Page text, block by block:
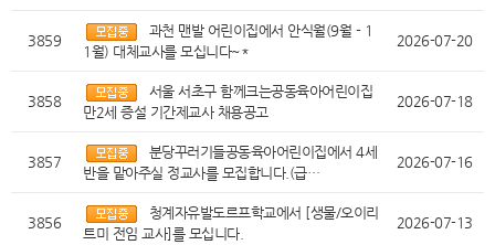
3859
과천 맨발 어린이집에서 안식월(9월 - 1
1월) 대체교사를 모십니다~*
2026-07-20
3858
서울 서초구 함께크는공동육아어린이집
만2세 증설 기간제교사 채용공고
2026-07-18
3857
분당꾸러기들공동육아어린이집에서 4세
반을 맡아주실 정교사를 모집합니다.(급…
2026-07-16
3856
청계자유발도르프학교에서 [생물/오이리
트미 전임 교사]를 모십니다.
2026-07-13